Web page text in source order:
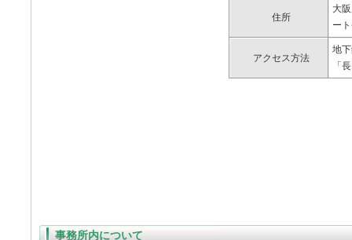
住所
大
ー
アクセス方法
地
「
事務所内について